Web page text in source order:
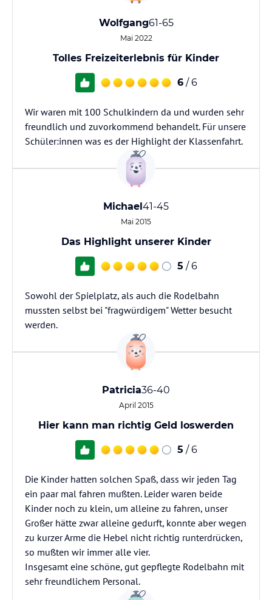
Wolfgang61-65
Mai 2022
Tolles Freizeiterlebnis für Kinder
6 / 6
Wir waren mit 100 Schulkindern da und wurden sehr
freundlich und zuvorkommend behandelt. Für unsere
Schüler:innen was es der Highlight der Klassenfahrt.
Michael41-45
Mai 2015
Das Highlight unserer Kinder
5 / 6
Sowohl der Spielplatz, als auch die Rodelbahn
mussten selbst bei "fragwürdigem" Wetter besucht
werden.
Patricia36-40
April 2015
Hier kann man richtig Geld loswerden
5 / 6
Die Kinder hatten solchen Spaß, dass wir jeden Tag
ein paar mal fahren mußten. Leider waren beide
Kinder noch zu klein, um alleine zu fahren, unser
Großer hätte zwar alleine gedurft, konnte aber wegen
zu kurzer Arme die Hebel nicht richtig runterdrücken,
so mußten wir immer alle vier.
Insgesamt eine schöne, gut gepflegte Rodelbahn mit
sehr freundlichem Personal.